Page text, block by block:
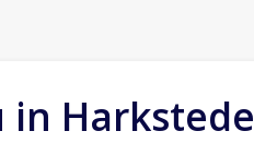
Harkstede